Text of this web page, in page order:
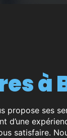
à
propose ses
d’une
satisfaire.